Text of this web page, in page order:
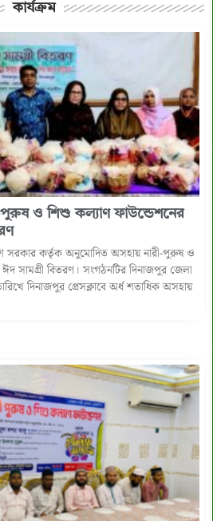
কার্যক্রম
পুরুষ ও শিশু কল্যাণ ফাউন্ডেশনের
সরকার কর্তৃক অনুমোদিত অসহায় নারী-পুরুষ ও
সামগ্রী বিতরণ। সংগঠনটির দিনাজপুর জেলা
দিনাজপুর প্রেসক্লাবে অর্ধ শতাধিক অসহায়